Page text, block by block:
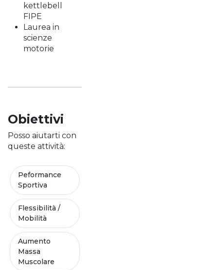
kettlebell
FIPE
Laurea in
scienze
motorie
Obiettivi
Posso aiutarti con
queste attività:
Peformance
Sportiva
Flessibilità /
Mobilità
Aumento
Massa
Muscolare